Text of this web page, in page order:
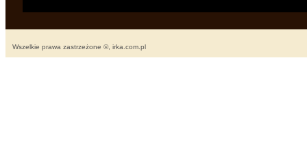
Wszelkie prawa zastrzeżone ©, irka.com.pl